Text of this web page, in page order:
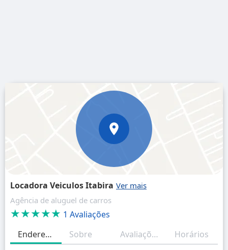
Locadora Veiculos Itabira
Agência de aluguel de carros
★★★★★ 1 Avaliações
Endereço
Sobre Avaliações
Horários